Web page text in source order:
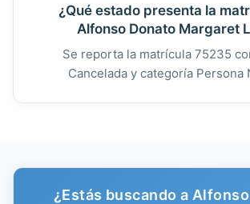
¿Qué estado presenta la
Alfonso Donato Margaret
Se reporta la matrícula 75235
Cancelada y categoría Persona
¿Estás buscando a